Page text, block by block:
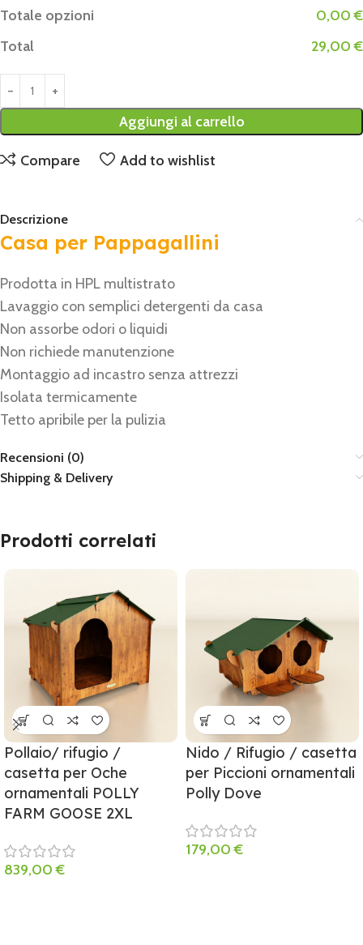
Totale opzioni
0,00 €
Total
29,00 €
Aggiungi al carrello
Compare Add to wishlist
Descrizione
Casa per Pappagallini
Prodotta in HPL multistrato
Lavaggio con semplici detergenti da casa
Non assorbe odori o liquidi
Non richiede manutenzione
Montaggio ad incastro senza attrezzi
Isolata termicamente
Tetto apribile per la pulizia
Recensioni (0)
Shipping & Delivery
Prodotti correlati
Pollaio/ rifugio /
casetta per Oche
ornamentali POLLY
FARM GOOSE 2XL
839,00€
Nido / Rifugio / casetta
per Piccioni ornamentali
Polly Dove
179,00€